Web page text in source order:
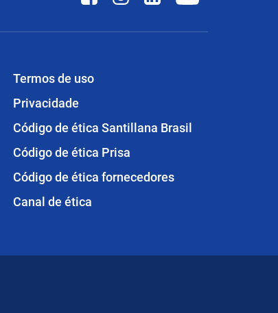
Termos de uso
Privacidade
Código de ética Santillana Brasil
Código de ética Prisa
Código de ética fornecedores
Canal de ética